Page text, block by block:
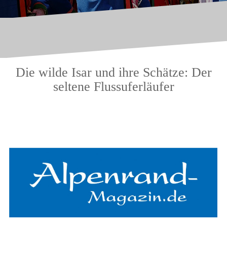
Die wilde Isar und ihre Schätze: Der
seltene Flussuferläufer